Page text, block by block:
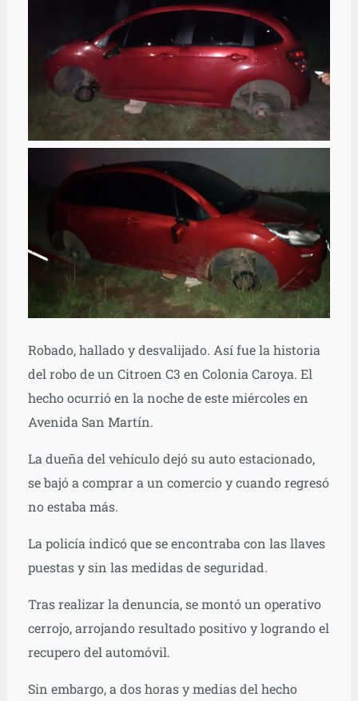
Robado, hallado y desvalijado. Así fue la historia
del robo de un Citroen C3 en Colonia Caroya. El
hecho ocurrió en la noche de este miércoles en
Avenida San Martín.
La dueña del vehículo dejó su auto estacionado,
se bajó a comprar a un comercio y cuando regresó
no estaba más.
La policía indicó que se encontraba con las llaves
puestas y sin las medidas de seguridad.
Tras realizar la denuncia, se montó un operativo
cerrojo, arrojando resultado positivo y logrando el
recupero del automóvil.
Sin embargo, a dos horas y medias del hecho